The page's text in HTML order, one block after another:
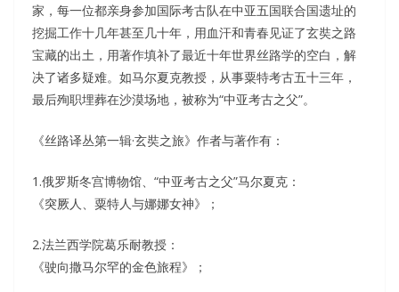
家，每一位都亲身参加国际考古队在中亚五国联合国遗址的
挖掘工作十几年甚至几十年，用血汗和青春见证了玄奘之路
宝藏的出土，用著作填补了最近十年世界丝路学的空白，解
决了诸多疑难。如马尔夏克教授，从事粟特考古五十三年，
最后殉职埋葬在沙漠场地，被称为“中亚考古之父”。
《丝路译丛第一辑·玄奘之旅》作者与著作有：
1.俄罗斯冬宫博物馆、“中亚考古之父”马尔夏克：
《突厥人、粟特人与娜娜女神》；
2.法兰西学院葛乐耐教授：
《驶向撒马尔罕的金色旅程》；